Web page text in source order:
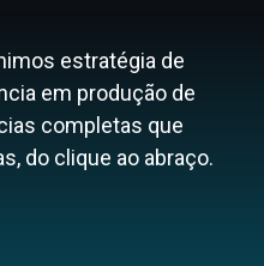
estratégia de
em produção de
completas que
do clique ao abraço.